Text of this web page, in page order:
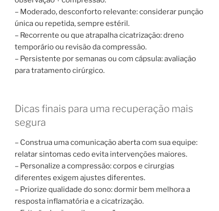
– Moderado, desconforto relevante: considerar punção
única ou repetida, sempre estéril.
– Recorrente ou que atrapalha cicatrização: dreno
temporário ou revisão da compressão.
– Persistente por semanas ou com cápsula: avaliação
para tratamento cirúrgico.
Dicas finais para uma recuperação mais
segura
– Construa uma comunicação aberta com sua equipe:
relatar sintomas cedo evita intervenções maiores.
– Personalize a compressão: corpos e cirurgias
diferentes exigem ajustes diferentes.
– Priorize qualidade do sono: dormir bem melhora a
resposta inflamatória e a cicatrização.